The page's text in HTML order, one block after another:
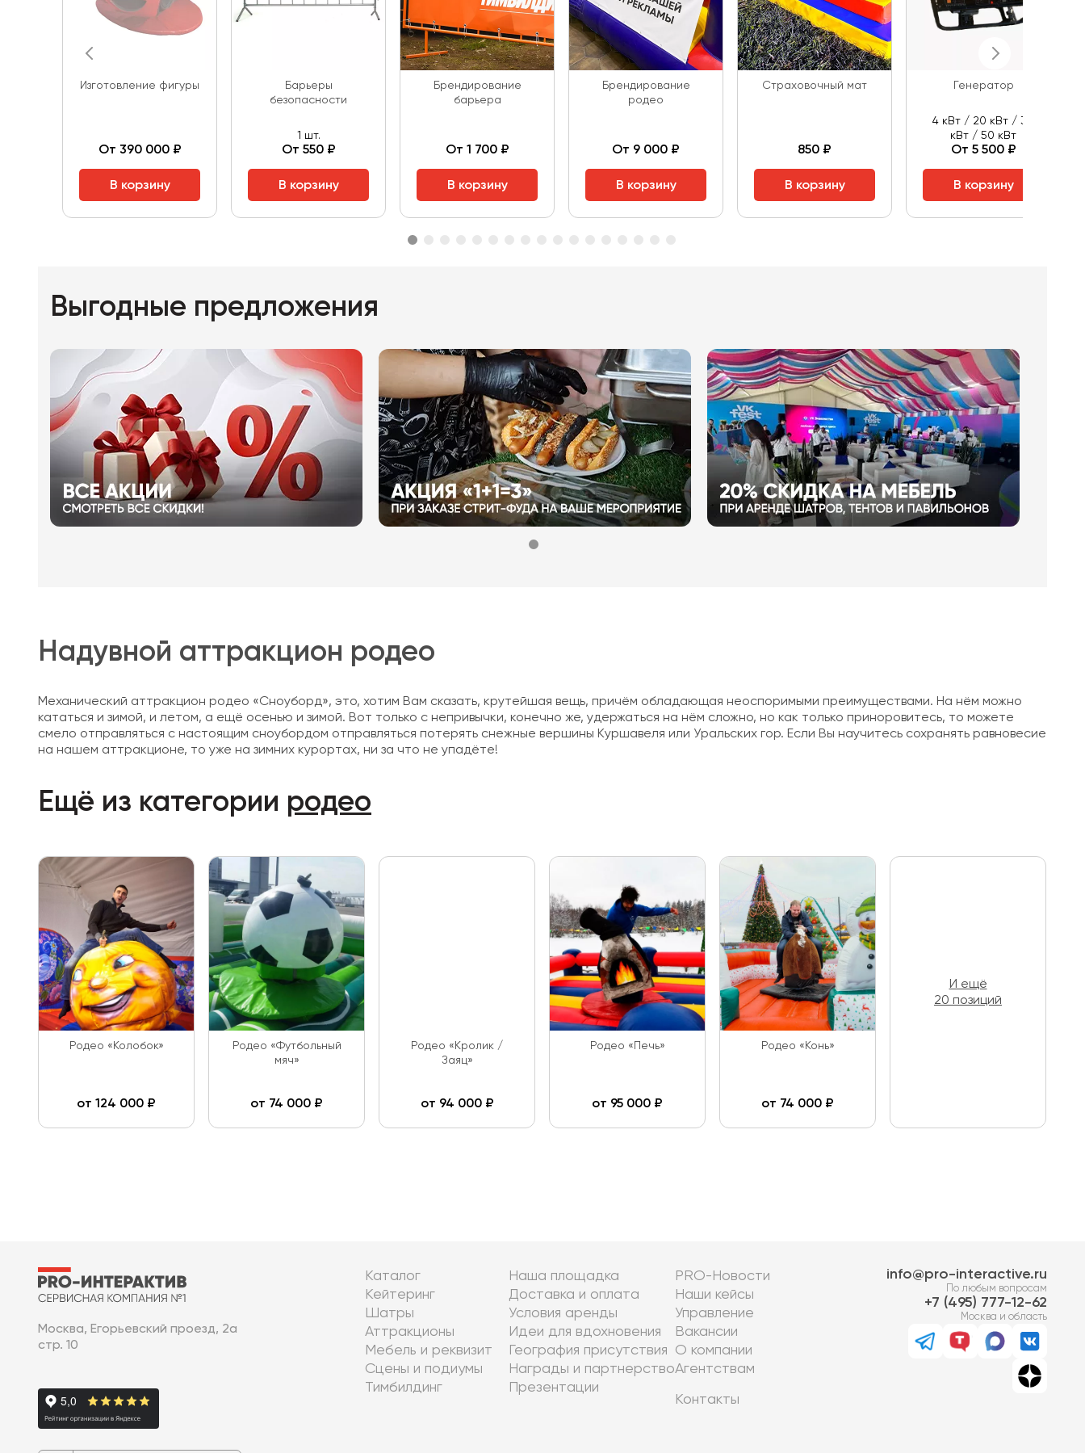
Изготовление фигуры
От 390 000 ₽
В корзину
Барьеры
безопасности
1 шт.
От 550 ₽
В корзину
Брендирование
барьера
От 1 700 ₽
В корзину
Брендирование
родео
От 9 000 ₽
В корзину
Страховочный мат
850 ₽
В корзину
Генератор
4 кВт / 20 кВт / 30
кВт / 50 кВт
От 5 500 ₽
В корзину
Выгодные предложения
Надувной аттракцион родео
Механический аттракцион родео «Сноуборд», это, хотим Вам сказать, крутейшая вещь, причём обладающая неоспоримыми преимуществами. На нём можно
кататься и зимой, и летом, а ещё осенью и зимой. Вот только с непривычки, конечно же, удержаться на нём сложно, но как только приноровитесь, то можете
смело отправляться с настоящим сноубордом отправляться потерять снежные вершины Куршавеля или Уральских гор. Если Вы научитесь сохранять равновесие
на нашем аттракционе, то уже на зимних курортах, ни за что не упадёте!
Ещё из категории родео
Родео «Колобок»
от 124 000 ₽
Родео «Футбольный
мяч»
от 74 000 ₽
Родео «Кролик /
Заяц»
от 94 000₽
Родео «Печь»
от 95 000 ₽
Родео «Конь»
от 74 000 ₽
И ещё
20 позиций
Москва, Егорьевский проезд, 2а
стр. 10
Каталог
Кейтеринг
Шатры
Аттракционы
Мебель и реквизит
Сцены и подиумы
Тимбилдинг
Наша площадка
Доставка и оплата
Условия аренды
Идеи для вдохновения
География присутствия
Награды и партнерство
Презентации
PRO-Новости
Наши кейсы
Управление
Вакансии
О компании
Агентствам
Контакты
info@pro-interactive.ru
По любым вопросам
7 (495) 777-12-62
Москва и область